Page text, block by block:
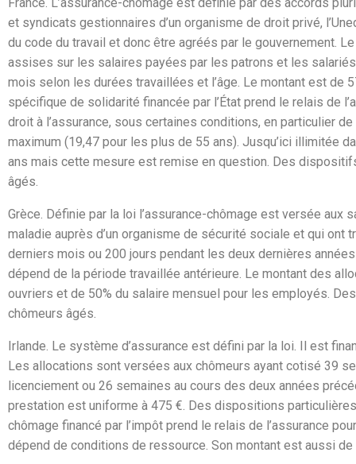
et syndicats gestionnaires d’un organisme de droit privé,
du code du travail et donc être agréés par le gouvernement.
assises sur les salaires payées par les patrons et les
mois selon les durées travaillées et l’âge. Le montant est de
spécifique de solidarité financée par l’État prend le relais de
droit à l’assurance, sous certaines conditions, en particulier
maximum (19,47 pour les plus de 55 ans). Jusqu’ici illimitée
ans mais cette mesure est remise en question. Des
âgés.
Grèce. Définie par la loi l’assurance-chômage est versée aux
maladie auprès d’un organisme de sécurité sociale et qui ont
derniers mois ou 200 jours pendant les deux dernières
dépend de la période travaillée antérieure. Le montant des
ouvriers et de 50% du salaire mensuel pour les employés.
chômeurs âgés.
Irlande. Le système d’assurance est défini par la loi. Il est
Les allocations sont versées aux chômeurs ayant cotisé 39
licenciement ou 26 semaines au cours des deux années
prestation est uniforme à 475 €. Des dispositions
chômage financé par l’impôt prend le relais de l’assurance
dépend de conditions de ressource. Son montant est aussi de